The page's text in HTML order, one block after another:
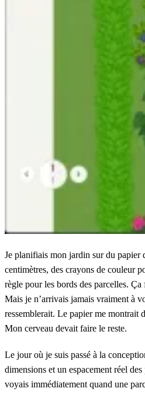
Je planifiais mon jardin sur du papier
centimètres, des crayons de couleur
règle pour les bords des parcelles.
Mais je n’arrivais jamais vraiment à
ressemblerait. Le papier me montrait
Mon cerveau devait faire le reste.
Le jour où je suis passé à la
dimensions et un espacement réel
voyais immédiatement quand une